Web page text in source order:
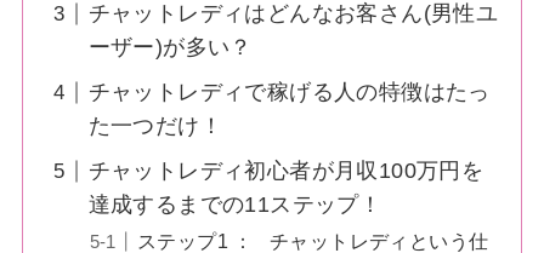
チャットレディはどんなお客さん(男性ユ
ーザー)が多い？
チャットレディで稼げる人の特徴はたっ
た一つだけ！
チャットレディ初心者が月収100万円を
達成するまでの11ステップ！
ステップ1 ： チャットレディという仕